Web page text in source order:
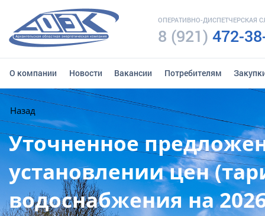
ОПЕРАТИВНО-ДИСПЕТЧЕРСКАЯ
8 (921) 472-
О компании Новости Вакансии Потребителям
Назад
Уточненное
установлении цен
водоснабжения на